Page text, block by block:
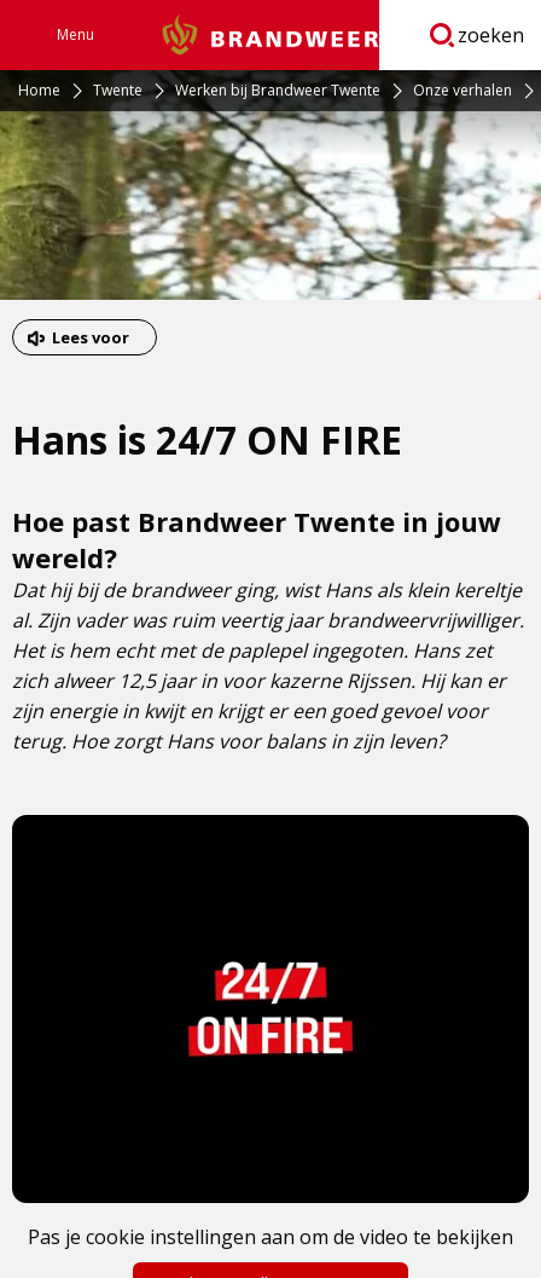
Menu Brandweer zoeken
Home Twente Werken bij Brandweer Twente Onze verhalen
Lees voor
Hans is 24/7 ON FIRE
Hoe past Brandweer Twente in jouw
wereld?
Dat hij bij de brandweer ging, wist Hans als klein kereltje
al. Zijn vader was ruim veertig jaar brandweervrijwilliger.
Het is hem echt met de paplepel ingegoten. Hans zet
zich alweer 12,5 jaar in voor kazerne Rijssen. Hij kan er
zijn energie in kwijt en krijgt er een goed gevoel voor
terug. Hoe zorgt Hans voor balans in zijn leven?
Pas je cookie instellingen aan om de video te bekijken